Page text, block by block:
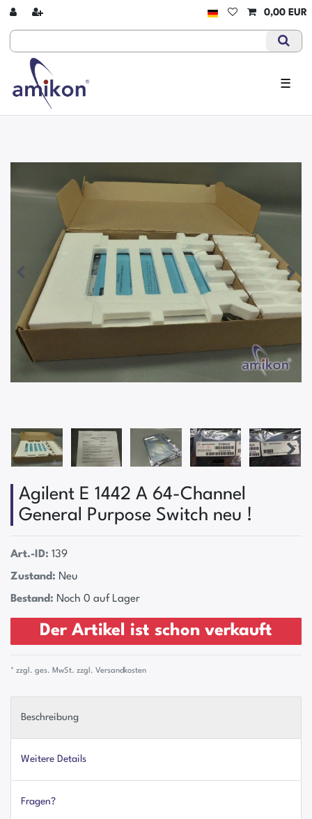
0,00 EUR
☰
Agilent E 1442 A 64-Channel
General Purpose Switch neu !
Art.-ID: 139
Zustand: Neu
Bestand: Noch 0 auf Lager
Der Artikel ist schon verkauft
* zzgl. ges. MwSt. zzgl. Versandkosten
Beschreibung
Weitere Details
Fragen?